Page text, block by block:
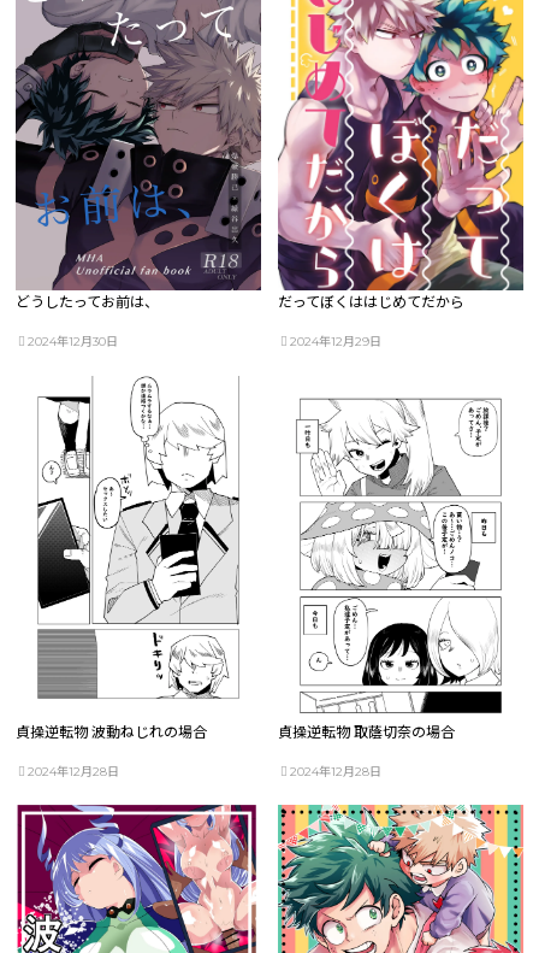
どうしたってお前は、
2024年12月30日
だってぼくははじめてだから
2024年12月29日
貞操逆転物 波動ねじれの場合
2024年12月28日
貞操逆転物 取蔭切奈の場合
2024年12月28日